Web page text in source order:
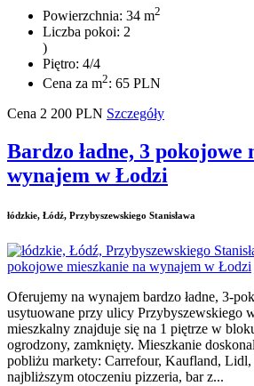
Powierzchnia: 34 m2
Liczba pokoi: 2
)
Piętro: 4/4
Cena za m2: 65 PLN
Cena 2 200 PLN Szczegóły
Bardzo ładne, 3 pokojowe
wynajem w Łodzi
łódzkie, Łódź, Przybyszewskiego Stanisława
Oferujemy na wynajem bardzo ładne, 3-
usytuowane przy ulicy Przybyszewskiego
mieszkalny znajduje się na 1 piętrze w
ogrodzony, zamknięty. Mieszkanie
pobliżu markety: Carrefour, Kaufland,
najbliższym otoczeniu pizzeria, bar z...